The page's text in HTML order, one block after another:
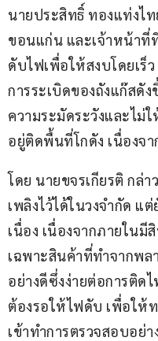
นายประสิทธิ์ ทองแท่งไ
ขอนแก่น และเจ้าหน้าที่
ดับไฟเพื่อให้สงบโดยเร็
การระเบิดของถังแก๊สดั
ความระมัดระวังและไม่
อยู่ติดพื้นที่โกดัง เนื่องจ
โดย นายขจรเกียรติ กล่
เพลิงไว้ได้ในวงจำกัด แ
เนื่อง เนื่องจากภายใน
เฉพาะสินค้าที่ทำจากพล
อย่างดีซึ่งง่ายต่อการติด
ต้องรอให้ไฟดับ เพื่อให้
เข้าทำการตรวจสอบอย่